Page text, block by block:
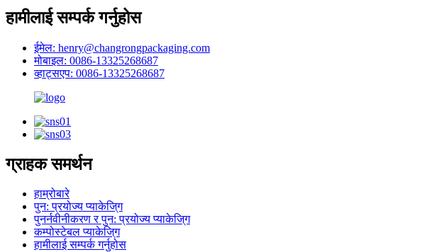
हामीलाई सम्पर्क गर्नुहोस
ईमेल: henry@changrongpackaging.com
मोबाइल: 0086-13325268687
व्हाट्सएप: 0086-13325268687
ग्राहक समर्थन
हाम्रोबारे
पुन: प्रयोज्य प्याकेजि्ग
पुनर्नवीनीकरण र पुन: प्रयोज्य प्याकेजि्ग
कम्पोस्टेबल प्याकेजि्ग
हामीलाई सम्पर्क गर्नुहोस